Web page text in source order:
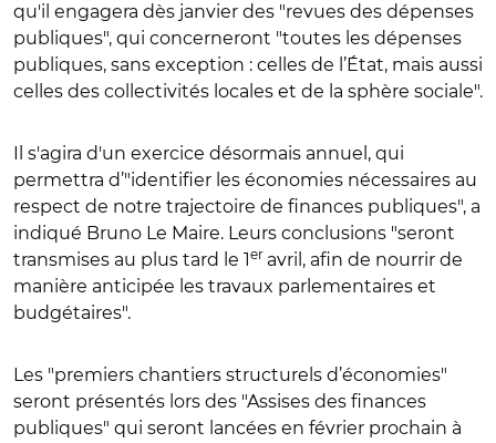
qu'il engagera dès janvier des "revues des dépenses
publiques", qui concerneront "toutes les dépenses
publiques, sans exception : celles de l’État, mais aussi
celles des collectivités locales et de la sphère sociale".
Il s'agira d'un exercice désormais annuel, qui
permettra d’"identifier les économies nécessaires au
respect de notre trajectoire de finances publiques", a
indiqué Bruno Le Maire. Leurs conclusions "seront
transmises au plus tard le 1er avril, afin de nourrir de
manière anticipée les travaux parlementaires et
budgétaires".
Les "premiers chantiers structurels d’économies"
seront présentés lors des "Assises des finances
publiques" qui seront lancées en février prochain à